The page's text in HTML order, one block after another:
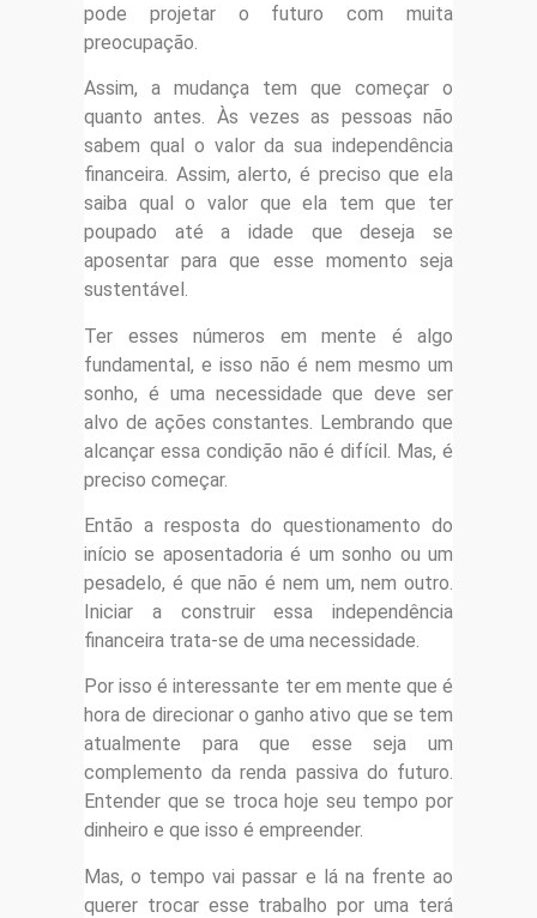
pode projetar o futuro com muita
preocupação.
Assim, a mudança tem que começar o
quanto antes. Às vezes as pessoas não
sabem qual o valor da sua independência
financeira. Assim, alerto, é preciso que ela
saiba qual o valor que ela tem que ter
poupado até a idade que deseja se
aposentar para que esse momento seja
sustentável.
Ter esses números em mente é algo
fundamental, e isso não é nem mesmo um
sonho, é uma necessidade que deve ser
alvo de ações constantes. Lembrando que
alcançar essa condição não é difícil. Mas, é
preciso começar.
Então a resposta do questionamento do
início se aposentadoria é um sonho ou um
pesadelo, é que não é nem um, nem outro.
Iniciar a construir essa independência
financeira trata-se de uma necessidade.
Por isso é interessante ter em mente que é
hora de direcionar o ganho ativo que se tem
atualmente para que esse seja um
complemento da renda passiva do futuro.
Entender que se troca hoje seu tempo por
dinheiro e que isso é empreender.
Mas, o tempo vai passar e lá na frente ao
querer trocar esse trabalho por uma terá